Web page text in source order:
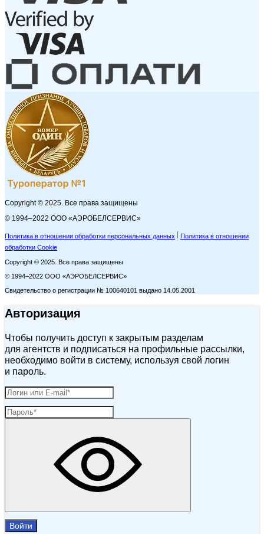
Copyright © 2025. Все права защищены
© 1994–2022 ООО «АЭРОБЕЛСЕРВИС»
Политика в отношении обработки персональных данных
Политика в отношении
обработки Cookie
Copyright © 2025. Все права защищены
© 1994–2022 ООО «АЭРОБЕЛСЕРВИС»
Свидетельство о регистрации № 100640101 выдано 14.05.2001
Авторизация
Чтобы получить доступ к закрытым разделам
для агентств и подписаться на профильные рассылки,
необходимо войти в систему, используя свой логин
и пароль.
Войти